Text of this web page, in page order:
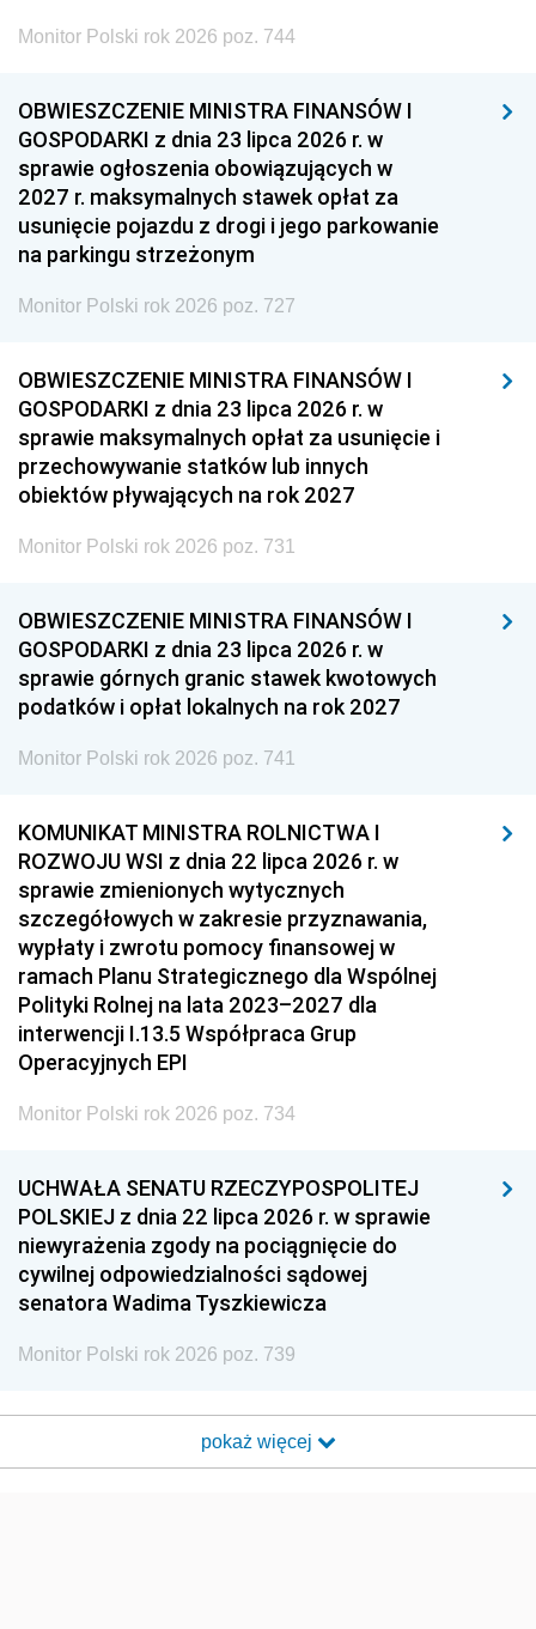
Monitor Polski rok 2026 poz. 744
OBWIESZCZENIE MINISTRA FINANSÓW I
GOSPODARKI z dnia 23 lipca 2026 r. w
sprawie ogłoszenia obowiązujących w
2027 r. maksymalnych stawek opłat za
usunięcie pojazdu z drogi i jego parkowanie
na parkingu strzeżonym
Monitor Polski rok 2026 poz. 727
OBWIESZCZENIE MINISTRA FINANSÓW I
GOSPODARKI z dnia 23 lipca 2026 r. w
sprawie maksymalnych opłat za usunięcie i
przechowywanie statków lub innych
obiektów pływających na rok 2027
Monitor Polski rok 2026 poz. 731
OBWIESZCZENIE MINISTRA FINANSÓW I
GOSPODARKI z dnia 23 lipca 2026 r. w
sprawie górnych granic stawek kwotowych
podatków i opłat lokalnych na rok 2027
Monitor Polski rok 2026 poz. 741
KOMUNIKAT MINISTRA ROLNICTWA I
ROZWOJU WSI z dnia 22 lipca 2026 r. w
sprawie zmienionych wytycznych
szczegółowych w zakresie przyznawania,
wypłaty i zwrotu pomocy finansowej w
ramach Planu Strategicznego dla Wspólnej
Polityki Rolnej na lata 2023–2027 dla
interwencji I.13.5 Współpraca Grup
Operacyjnych EPI
Monitor Polski rok 2026 poz. 734
UCHWAŁA SENATU RZECZYPOSPOLITEJ
POLSKIEJ z dnia 22 lipca 2026 r. w sprawie
niewyrażenia zgody na pociągnięcie do
cywilnej odpowiedzialności sądowej
senatora Wadima Tyszkiewicza
Monitor Polski rok 2026 poz. 739
pokaż więcej